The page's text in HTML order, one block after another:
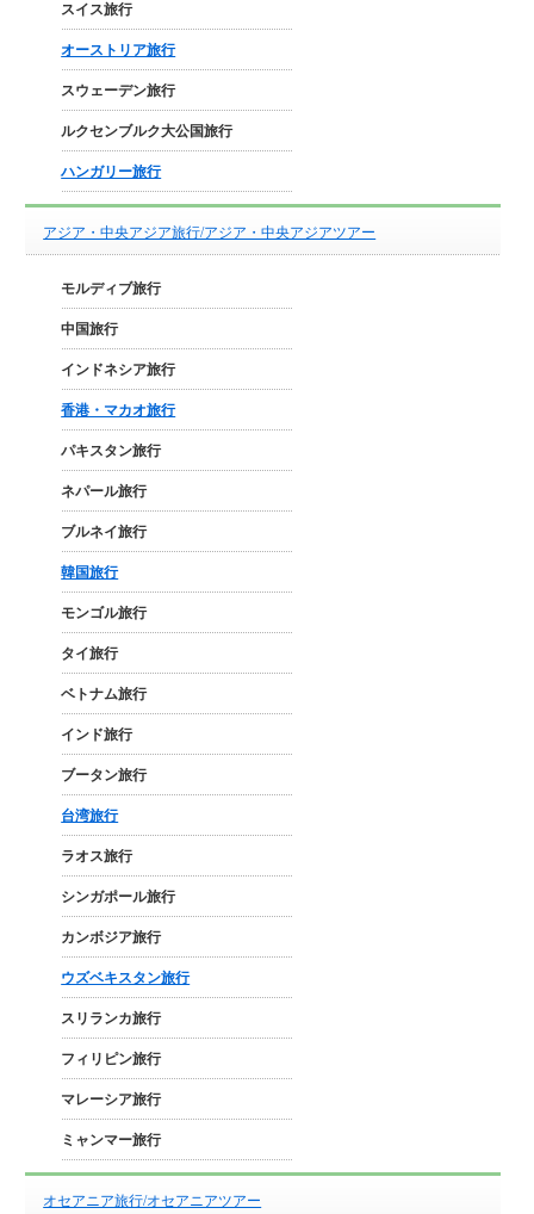
スイス旅行
オーストリア旅行
スウェーデン旅行
ルクセンブルク大公国旅行
ハンガリー旅行
アジア・中央アジア旅行/アジア・中央アジアツアー
モルディブ旅行
中国旅行
インドネシア旅行
香港・マカオ旅行
パキスタン旅行
ネパール旅行
ブルネイ旅行
韓国旅行
モンゴル旅行
タイ旅行
ベトナム旅行
インド旅行
ブータン旅行
台湾旅行
ラオス旅行
シンガポール旅行
カンボジア旅行
ウズベキスタン旅行
スリランカ旅行
フィリピン旅行
マレーシア旅行
ミャンマー旅行
オセアニア旅行/オセアニアツアー